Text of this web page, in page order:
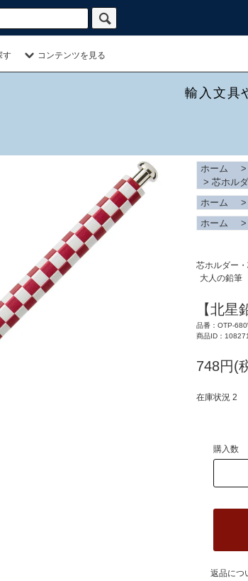
す コンテンツを見る
輸入文具
ホーム >
> 芯ホル
ホーム
>
ホーム
>
芯ホルダー
大人の鉛筆
【北
品番：OTP-
商品ID：
748円(
在庫状況 2
購入数
返品につ